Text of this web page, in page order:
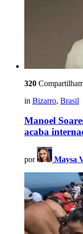
320
in Bizarro, Brasil
Manoel
acaba
por Maysa